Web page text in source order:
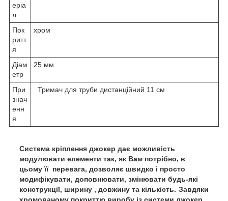
еріа
л
Пок
ритт
я
хром
Діам
етр
25 мм
При
знач
енн
я
Тримач для труби дистанційний 11 см
Система кріплення джокер дає можливість
модулювати елементи так, як Вам потрібно, в
цьому її перевага, дозволяє швидко і просто
модифікувати, доповнювати, змінювати будь-які
конструкції, ширину , довжину та кількість. Завдяки